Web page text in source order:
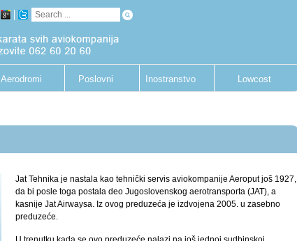
Aerodromi Poslovni Inostranstvo Lowcost
Jat Tehnika je nastala kao tehnički servis aviokompanije Aeroput još 1927,
da bi posle toga postala deo Jugoslovenskog aerotransporta (JAT), a
kasnije Jat Airwaysa. Iz ovog preduzeća je izdvojena 2005. u zasebno
preduzeće.